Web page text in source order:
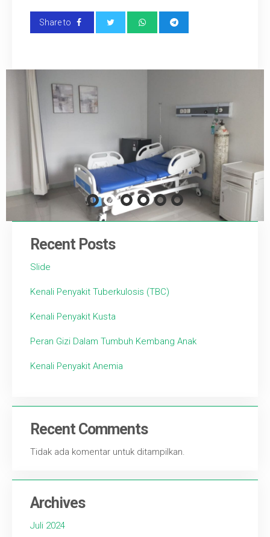
Share to
Recent Posts
Slide
Kenali Penyakit Tuberkulosis (TBC)
Kenali Penyakit Kusta
Peran Gizi Dalam Tumbuh Kembang Anak
Kenali Penyakit Anemia
Recent Comments
Tidak ada komentar untuk ditampilkan.
Archives
Juli 2024